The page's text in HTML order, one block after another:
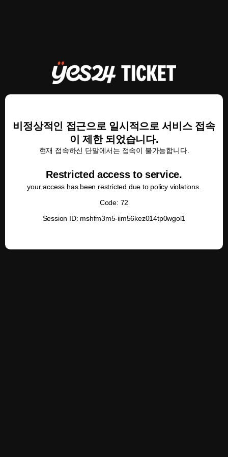
비정상적인 접근으로 일시적으로 서비스 접속
이 제한 되었습니다.
현재 접속하신 단말에서는 접속이 불가능합니다.
Restricted access to service.
your access has been restricted due to policy violations.
Code: 72
Session ID: mshfm3m5-iim56kez014tp0wgol1